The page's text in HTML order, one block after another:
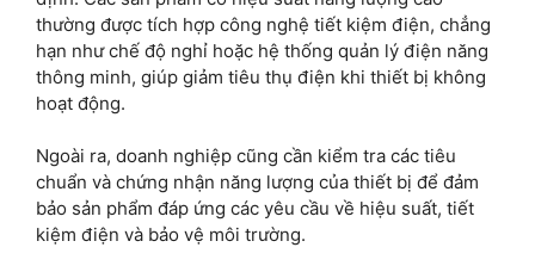
thường được tích hợp công nghệ tiết kiệm điện, chẳng
hạn như chế độ nghỉ hoặc hệ thống quản lý điện năng
thông minh, giúp giảm tiêu thụ điện khi thiết bị không
hoạt động.
Ngoài ra, doanh nghiệp cũng cần kiểm tra các tiêu
chuẩn và chứng nhận năng lượng của thiết bị để đảm
bảo sản phẩm đáp ứng các yêu cầu về hiệu suất, tiết
kiệm điện và bảo vệ môi trường.